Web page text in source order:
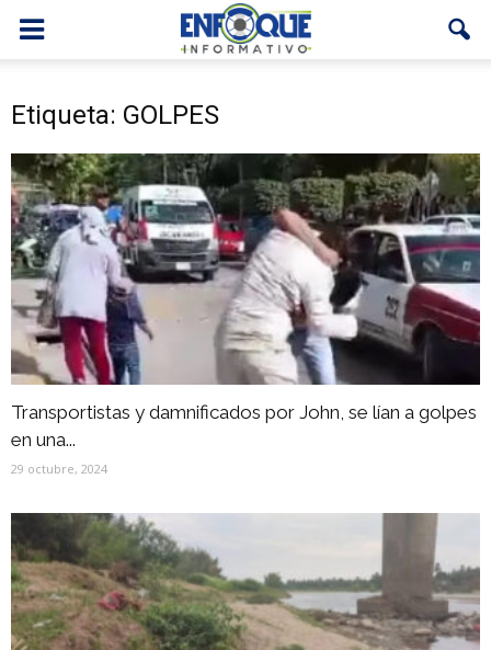
Etiqueta: GOLPES
Transportistas y damnificados por John, se lían a golpes
en una...
29 octubre, 2024